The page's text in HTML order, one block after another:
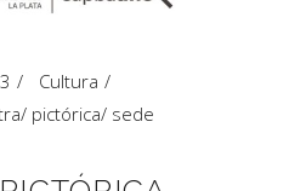
Cultura
/ pictórica/ sede